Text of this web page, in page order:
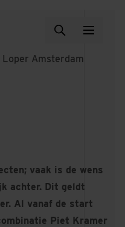
Loper Amsterdam
vaak is de wens
achter. Dit geldt
Al vanaf de start
Piet Kramer